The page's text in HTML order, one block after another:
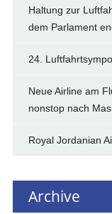
Haltung zur
dem Parlament
24.
Neue Airline am
nonstop nach
Royal Jordanian
Archive